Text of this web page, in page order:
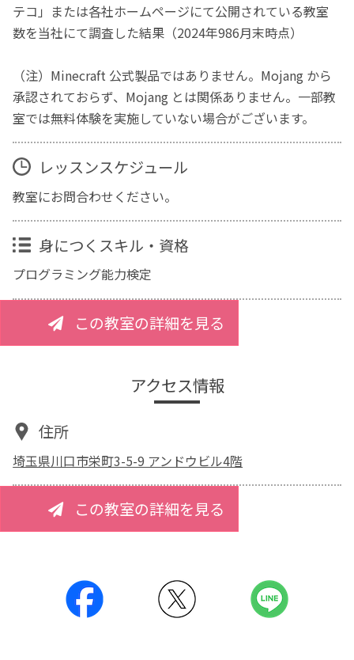
テコ」または各社ホームページにて公開されている教室
数を当社にて調査した結果（2024年986月末時点）
（注）Minecraft 公式製品ではありません。Mojang から
承認されておらず、Mojang とは関係ありません。一部教
室では無料体験を実施していない場合がございます。
レッスンスケジュール
教室にお問合わせください。
身につくスキル・資格
プログラミング能力検定
この教室の詳細を見る
アクセス情報
住所
埼玉県川口市栄町3-5-9 アンドウビル4階
この教室の詳細を見る